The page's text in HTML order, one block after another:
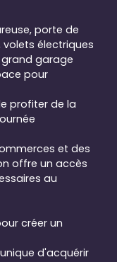
porte de
électriques
garage
pour
profiter de la
et des
offre un accès
au
créer un
d'acquérir